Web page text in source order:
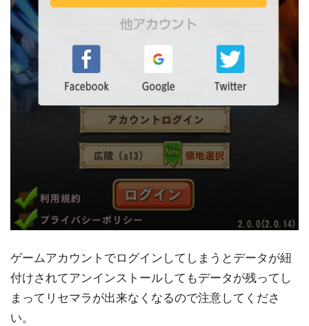
ゲームアカウントでログインしてしまうとデータが紐
付けされてアンインストールしてもデータが残ってし
まってリセマラが出来なくなるので注意してくださ
い。